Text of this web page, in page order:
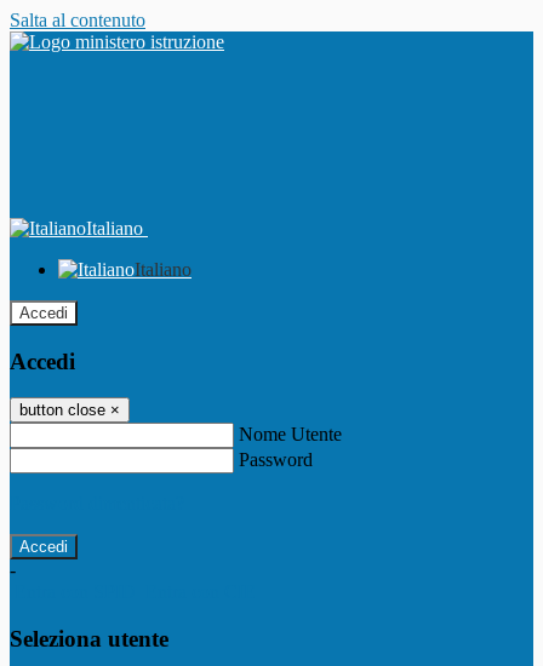
Salta al contenuto
Italiano
Italiano
Accedi
Accedi
button close ×
Nome Utente
Password
-
Seleziona utente